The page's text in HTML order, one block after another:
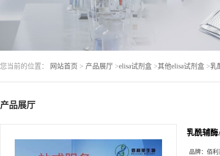
您当前的位置： 网站首页 > 产品展厅 >elisa试剂盒 >其他elisa试剂盒 >乳
产品展厅
乳酰辅
品牌： 佰利